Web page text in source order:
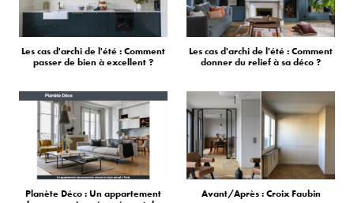
Les cas d'archi de l'été : Comment
passer de bien à excellent ?
Les cas d'archi de l'été : Comment
donner du relief à sa déco ?
Planète Déco : Un appartement
Avant/Après : Croix Faubin